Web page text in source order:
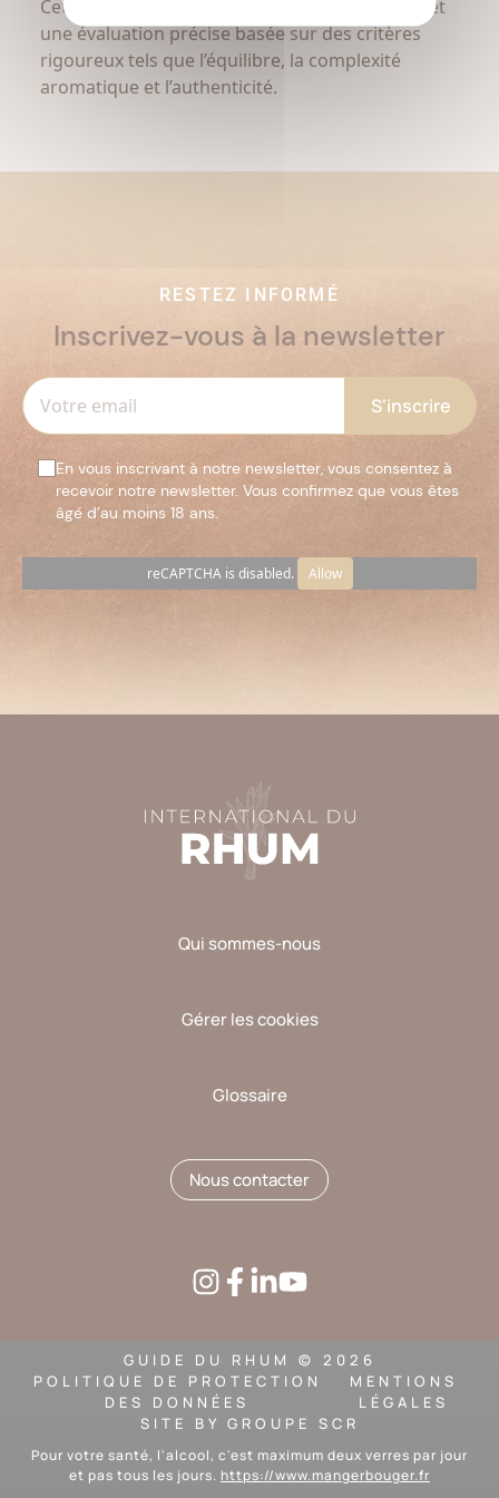
Cette approche garantit une objectivité totale et
une évaluation précise basée sur des critères
rigoureux tels que l’équilibre, la complexité
aromatique et l’authenticité.
RESTEZ INFORMÉ
Inscrivez-vous à la newsletter
En vous inscrivant à notre newsletter, vous consentez à
recevoir notre newsletter. Vous confirmez que vous êtes
âgé d’au moins 18 ans.
reCAPTCHA is disabled. Allow
vide.
Qui sommes-nous
Gérer les cookies
Glossaire
Nous contacter
GUIDE DU RHUM © 2026
POLITIQUE DE PROTECTION
DES DONNÉES
MENTIONS
LÉGALES
SITE BY GROUPE SCR
Pour votre santé, l'alcool, c'est maximum deux verres par jour
et pas tous les jours. https://www.mangerbouger.fr